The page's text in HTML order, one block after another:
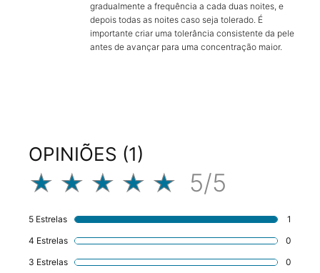
gradualmente a frequência a cada duas noites, e
depois todas as noites caso seja tolerado. É
importante criar uma tolerância consistente da pele
antes de avançar para uma concentração maior.
OPINIÕES (1)
5 out of 5 stars. 5/5
5 Estrelas 1
4 Estrelas
0
3 Estrelas
0